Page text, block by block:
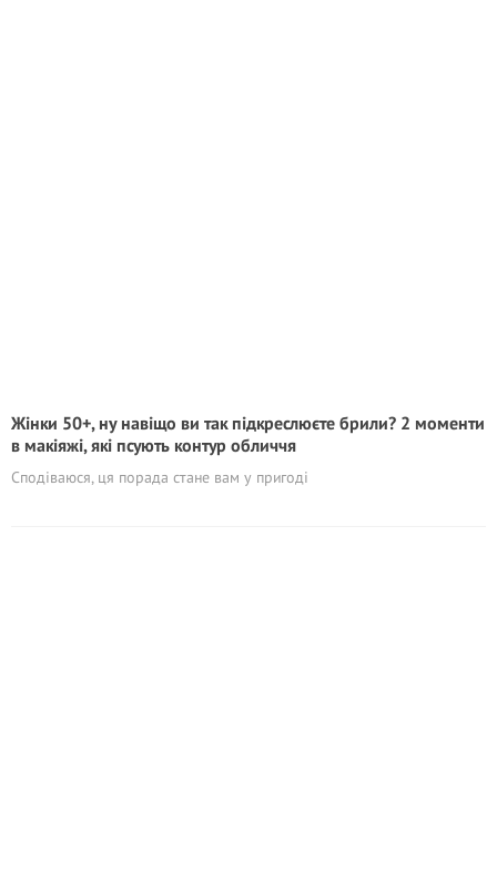
Жінки 50+, ну навіщо ви так підкреслюєте брили? 2 моменти
в макіяжі, які псують контур обличчя
Сподіваюся, ця порада стане вам у пригоді